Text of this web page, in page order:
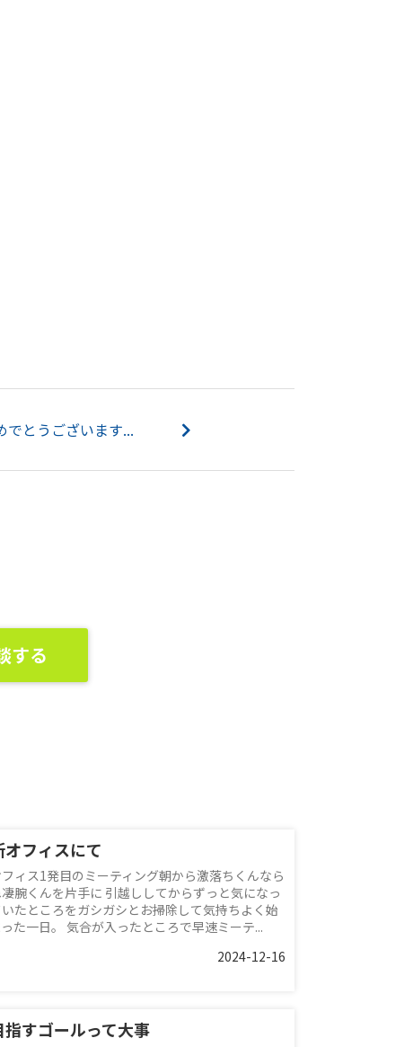
でとうございます...
する
オフィスにて
ィス1発目のミーティング朝から激落ちくんなら
腕くんを片手に 引越ししてからずっと気になっ
たところをガシガシとお掃除して気持ちよく始
った一日。 気合が入ったところで早速ミーテ...
2024-12-16
指すゴールって大事